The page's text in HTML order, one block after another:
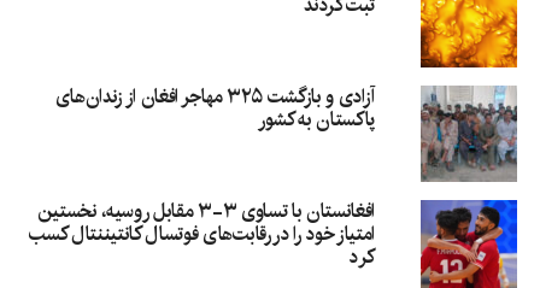
آزادی و بازگشت ۳۲۵ مهاجر افغان از زندان‌های
پاکستان به کشور
افغانستان با تساوی ۳-۳ مقابل روسیه، نخستین
امتیاز خود را در رقابت‌های فوتسال کانتیننتال کسب
کرد